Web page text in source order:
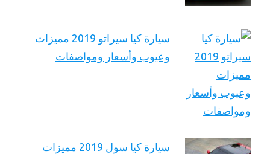
سيارة كيا سيراتو 2019 مميزات
وعيوب وأسعار ومواصفات
سيارة كيا سول 2019 مميزات